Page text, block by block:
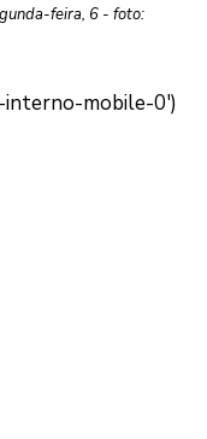
feira, 6 - foto: